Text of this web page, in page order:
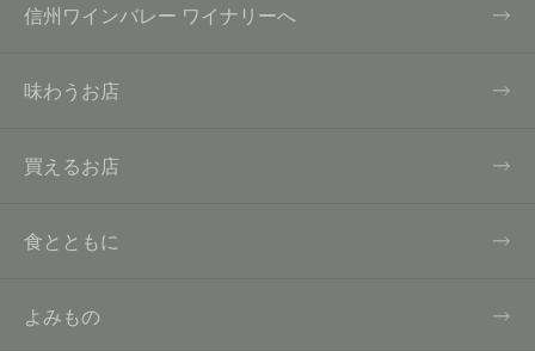
信州ワインバレー ワイナリーへ
味わうお店
買えるお店
食とともに
よみもの